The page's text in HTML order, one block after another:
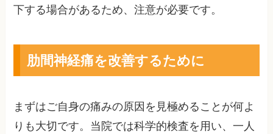
下する場合があるため、注意が必要です。
肋間神経痛を改善するために
まずはご自身の痛みの原因を見極めることが何よ
りも大切です。当院では科学的検査を用い、一人